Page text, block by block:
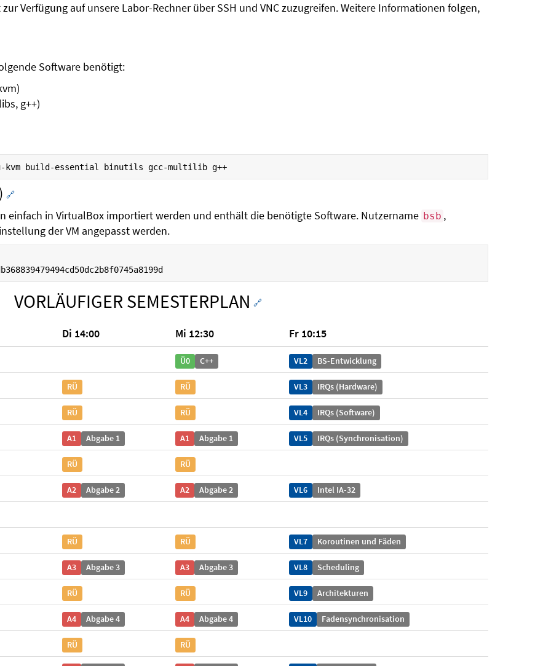
Verfügung auf unsere Labor-Rechner über SSH und VNC zuzugreifen. Weitere Informationen folgen,
Software benötigt:
g++)
apt install nasm qemu qemu-system-x86 qemu-kvm build-essential binutils gcc-multilib g++
🔗
einfach in VirtualBox importiert werden und enthält die benötigte Software. Nutzername bsb ,
der VM angepasst werden.
VORLÄUFIGER SEMESTERPLAN 🔗
Di 14:00 Mi 12:30 Fr 10:15
Ü0 C++ VL2 BS-Entwicklung
RÜ RÜ VL3 IRQs (Hardware)
RÜ RÜ VL4 IRQs (Software)
A1 Abgabe 1 A1 Abgabe 1 VL5 IRQs (Synchronisation)
RÜ RÜ
A2 Abgabe 2 A2 Abgabe 2 VL6 Intel IA-32
RÜ RÜ VL7 Koroutinen und Fäden
A3 Abgabe 3 A3 Abgabe 3 VL8 Scheduling
RÜ RÜ VL9 Architekturen
A4 Abgabe 4 A4 Abgabe 4 VL10 Fadensynchronisation
RÜ RÜ